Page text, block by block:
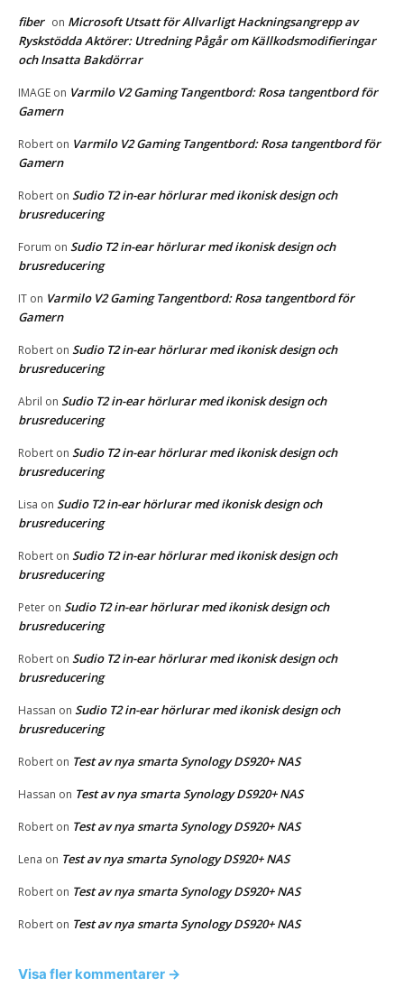
fiber on Microsoft Utsatt för Allvarligt Hackningsangrepp av
Ryskstödda Aktörer: Utredning Pågår om Källkodsmodifieringar
och Insatta Bakdörrar
IMAGE on Varmilo V2 Gaming Tangentbord: Rosa tangentbord för
Gamern
Robert on Varmilo V2 Gaming Tangentbord: Rosa tangentbord för
Gamern
Robert on Sudio T2 in-ear hörlurar med ikonisk design och
brusreducering
Forum on Sudio T2 in-ear hörlurar med ikonisk design och
brusreducering
IT on Varmilo V2 Gaming Tangentbord: Rosa tangentbord för
Gamern
Robert on Sudio T2 in-ear hörlurar med ikonisk design och
brusreducering
Abril on Sudio T2 in-ear hörlurar med ikonisk design och
brusreducering
Robert on Sudio T2 in-ear hörlurar med ikonisk design och
brusreducering
Lisa on Sudio T2 in-ear hörlurar med ikonisk design och
brusreducering
Robert on Sudio T2 in-ear hörlurar med ikonisk design och
brusreducering
Peter on Sudio T2 in-ear hörlurar med ikonisk design och
brusreducering
Robert on Sudio T2 in-ear hörlurar med ikonisk design och
brusreducering
Hassan on Sudio T2 in-ear hörlurar med ikonisk design och
brusreducering
Robert on Test av nya smarta Synology DS920+ NAS
Hassan on Test av nya smarta Synology DS920+ NAS
Robert on Test av nya smarta Synology DS920+ NAS
Lena on Test av nya smarta Synology DS920+ NAS
Robert on Test av nya smarta Synology DS920+ NAS
Robert on Test av nya smarta Synology DS920+ NAS
Visa fler kommentarer →